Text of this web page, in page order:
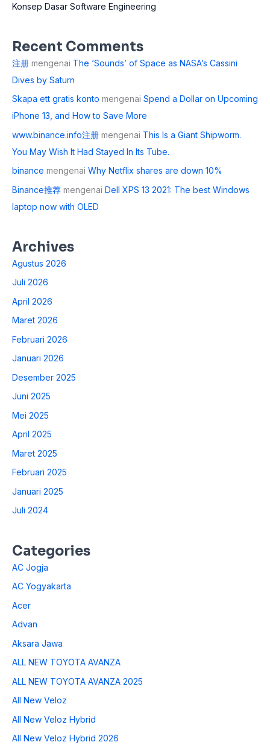
Konsep Dasar Software Engineering
Recent Comments
注册 mengenai The ‘Sounds’ of Space as NASA’s Cassini
Dives by Saturn
Skapa ett gratis konto mengenai Spend a Dollar on Upcoming
iPhone 13, and How to Save More
www.binance.info注册 mengenai This Is a Giant Shipworm.
You May Wish It Had Stayed In Its Tube.
binance mengenai Why Netflix shares are down 10%
Binance推荐 mengenai Dell XPS 13 2021: The best Windows
laptop now with OLED
Archives
Agustus 2026
Juli 2026
April 2026
Maret 2026
Februari 2026
Januari 2026
Desember 2025
Juni 2025
Mei 2025
April 2025
Maret 2025
Februari 2025
Januari 2025
Juli 2024
Categories
AC Jogja
AC Yogyakarta
Acer
Advan
Aksara Jawa
ALL NEW TOYOTA AVANZA
ALL NEW TOYOTA AVANZA 2025
All New Veloz
All New Veloz Hybrid
All New Veloz Hybrid 2026